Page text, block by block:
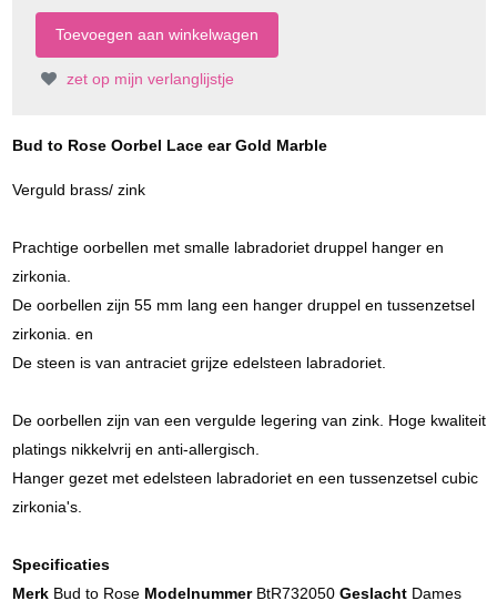
zet op mijn verlanglijstje
Bud to Rose Oorbel Lace ear Gold Marble
Verguld brass/ zink
Prachtige oorbellen met smalle labradoriet druppel hanger en
zirkonia.
De oorbellen zijn 55 mm lang een hanger druppel en tussenzetsel
zirkonia. en
De steen is van antraciet grijze edelsteen labradoriet.
De oorbellen zijn van een vergulde legering van zink. Hoge kwaliteit
platings nikkelvrij en anti-allergisch.
Hanger gezet met edelsteen labradoriet en een tussenzetsel cubic
zirkonia's.
Specificaties
MerkBud to Rose ModelnummerBtR732050 GeslachtDames